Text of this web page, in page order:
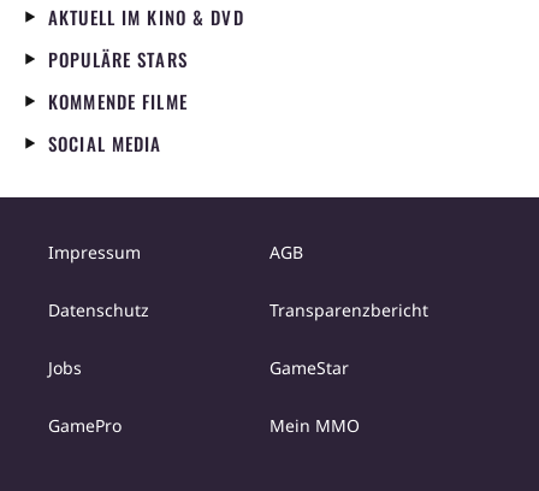
AKTUELL IM KINO & DVD
POPULÄRE STARS
KOMMENDE FILME
SOCIAL MEDIA
Impressum AGB
Datenschutz Transparenzbericht
Jobs GameStar
GamePro Mein MMO